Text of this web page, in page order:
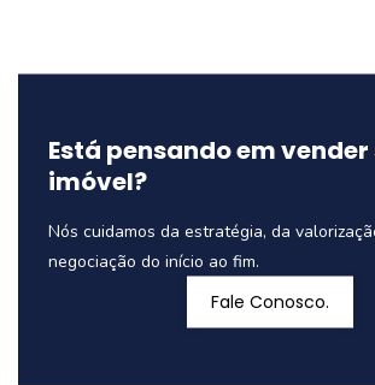
Está pensando em vender
imóvel?
Nós cuidamos da estratégia, da
negociação do início ao fim.
Fale Conosco.